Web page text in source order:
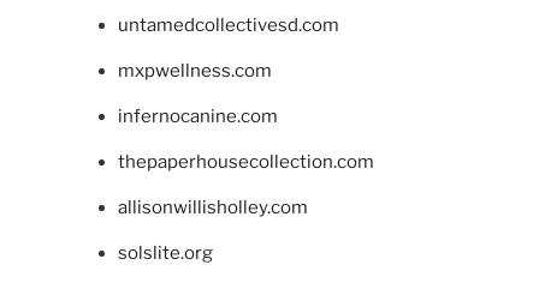
untamedcollectivesd.com
mxpwellness.com
infernocanine.com
thepaperhousecollection.com
allisonwillisholley.com
solslite.org